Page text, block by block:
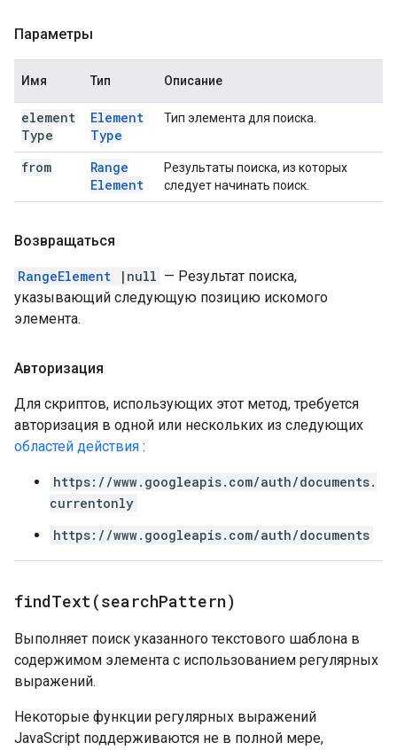
Параметры
Имя Тип Описание
element
Type
Element
Type
Тип элемента для поиска.
from
Range
Element
Результаты поиска, из которых
следует начинать поиск.
Возвращаться
RangeElement |null — Результат поиска,
указывающий следующую позицию искомого
элемента.
Авторизация
Для скриптов, использующих этот метод, требуется
авторизация в одной или нескольких из следующих
областей действия :
https://www.googleapis.com/auth/documents.
currentonly
https://www.googleapis.com/auth/documents
findText(searchPattern)
Выполняет поиск указанного текстового шаблона в
содержимом элемента с использованием регулярных
выражений.
Некоторые функции регулярных выражений
JavaScript поддерживаются не в полной мере,